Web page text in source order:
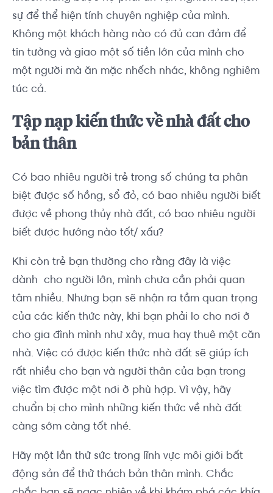
sự để thể hiện tính chuyên nghiệp của mình.
Không một khách hàng nào có đủ can đảm để
tin tưởng và giao một số tiền lớn của mình cho
một người mà ăn mặc nhếch nhác, không nghiêm
túc cả.
Tập nạp kiến thức về nhà đất cho
bản thân
Có bao nhiêu người trẻ trong số chúng ta phân
biệt được số hồng, sổ đỏ, có bao nhiêu người biết
được về phong thủy nhà đất, có bao nhiêu người
biết được hướng nào tốt/ xấu?
Khi còn trẻ bạn thường cho rằng đây là việc
dành cho người lớn, mình chưa cần phải quan
tâm nhiều. Nhưng bạn sẽ nhận ra tầm quan trọng
của các kiến thức này, khi bạn phải lo cho nơi ở
cho gia đình mình như xây, mua hay thuê một căn
nhà. Việc có được kiến thức nhà đất sẽ giúp ích
rất nhiều cho bạn và người thân của bạn trong
việc tìm được một nơi ở phù hợp. Vì vậy, hãy
chuẩn bị cho mình những kiến thức về nhà đất
càng sớm càng tốt nhé.
Hãy một lần thử sức trong lĩnh vực môi giới bất
động sản để thử thách bản thân mình. Chắc